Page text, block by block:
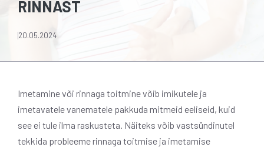
RINNAST
20.05.2024
Imetamine või rinnaga toitmine võib imikutele ja
imetavatele vanematele pakkuda mitmeid eeliseid, kuid
see ei tule ilma raskusteta. Näiteks võib vastsündinutel
tekkida probleeme rinnaga toitmise ja imetamise